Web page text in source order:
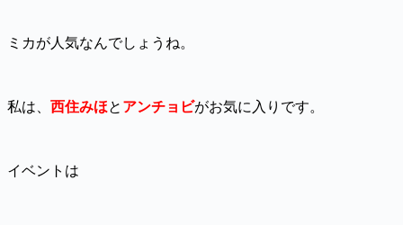
ミカが人気なんでしょうね。
私は、 西住みほと アンチョビがお気に入りです。
イベントは